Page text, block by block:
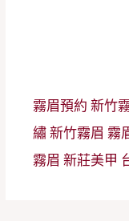
霧眉預約 新竹
繡新竹霧眉 霧
霧眉 新莊美甲